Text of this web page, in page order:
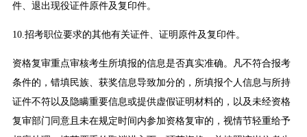
件、退出现役证件原件及复印件。
10.招考职位要求的其他有关证件、证明原件及复印件。
资格复审重点审核考生所填报的信息是否真实准确。凡不符合报考
条件的，错填民族、获奖信息导致加分的，所填报个人信息与所持
证件不符以及隐瞒重要信息或提供虚假证明材料的，以及未经资格
复审部门同意且未在规定时间内参加资格复审的，视情节轻重给予